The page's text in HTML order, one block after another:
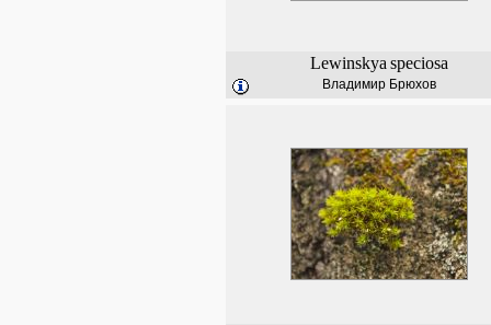
Lewinskya speciosa
Владимир Брюхов